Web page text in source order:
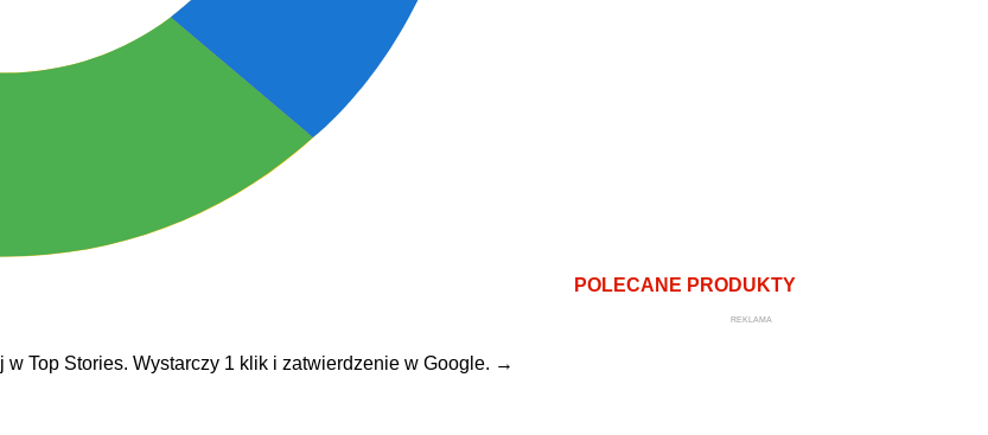
w Top Stories. Wystarczy 1 klik i zatwierdzenie w Google. →
POLECANE PRODUKTY
REKLAMA